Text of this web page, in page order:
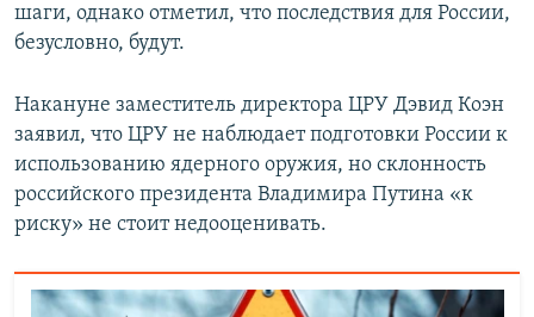
шаги, однако отметил, что последствия для России,
безусловно, будут.
Накануне заместитель директора ЦРУ Дэвид Коэн
заявил, что ЦРУ не наблюдает подготовки России к
использованию ядерного оружия, но склонность
российского президента Владимира Путина «к
риску» не стоит недооценивать.